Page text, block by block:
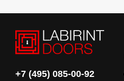
+7 (495) 085-00-92